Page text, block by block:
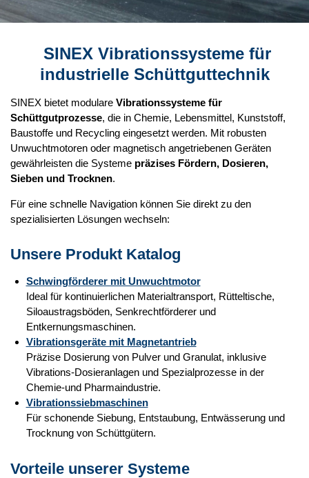
SINEX Vibrationssysteme für
industrielle Schüttguttechnik
SINEX bietet modulare Vibrationssysteme für
Schüttgutprozesse, die in Chemie, Lebensmittel, Kunststoff,
Baustoffe und Recycling eingesetzt werden. Mit robusten
Unwuchtmotoren oder magnetisch angetriebenen Geräten
gewährleisten die Systeme präzises Fördern, Dosieren,
Sieben und Trocknen.
Für eine schnelle Navigation können Sie direkt zu den
spezialisierten Lösungen wechseln:
Unsere Produkt Katalog
Schwingförderer mit Unwuchtmotor
Ideal für kontinuierlichen Materialtransport, Rütteltische,
Siloaustragsböden, Senkrechtförderer und
Entkernungsmaschinen.
Vibrationsgeräte mit Magnetantrieb
Präzise Dosierung von Pulver und Granulat, inklusive
Vibrations-Dosieranlagen und Spezialprozesse in der
Chemie-und Pharmaindustrie.
Vibrationssiebmaschinen
Für schonende Siebung, Entstaubung, Entwässerung und
Trocknung von Schüttgütern.
Vorteile unserer Systeme